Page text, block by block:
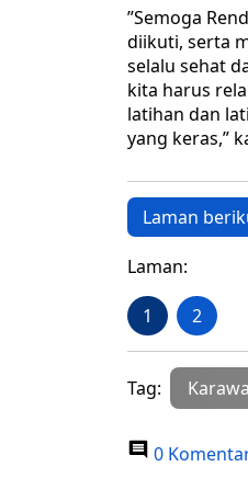
‎”Semoga
diikuti, serta
selalu sehat
kita harus
latihan dan
yang keras,”
Laman
Laman:
1 2
Tag:
0